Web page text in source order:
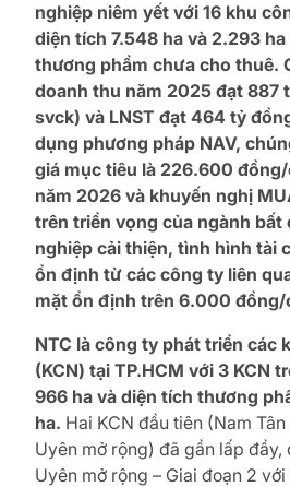
nghiệp niêm yết với 16 khu
diện tích 7.548 ha và 2.293
thương phẩm chưa cho thuê.
doanh thu năm 2025 đạt 887
svck) và LNST đạt 464 tỷ
dụng phương pháp NAV,
giá mục tiêu là 226.600
năm 2026 và khuyến nghị
trên triển vọng của ngành bất
nghiệp cải thiện, tình hình tài
ổn định từ các công ty liên
mặt ổn định trên 6.000 đồng/
NTC là công ty phát triển các
(KCN) tại TP.HCM với 3 KCN
966 ha và diện tích thương
ha. Hai KCN đầu tiên (Nam
Uyên mở rộng) đã gần lấp đầy,
Uyên mở rộng – Giai đoạn 2